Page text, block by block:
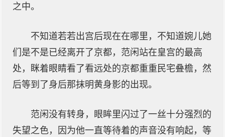
之中。
不知道若若出宫后现在在哪里，不知道婉儿她
们是不是已经离开了京都，范闲站在皇宫的最高
处，眯着眼睛看了看远处的京都重重民宅叠檐，然
后等到了身后那抹明黄身影的出现。
范闲没有转身，眼眸里闪过了一丝十分强烈的
失望之色，因为他一直等待着的声音没有响起，等